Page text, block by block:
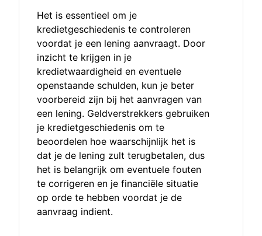
Het is essentieel om je
kredietgeschiedenis te controleren
voordat je een lening aanvraagt. Door
inzicht te krijgen in je
kredietwaardigheid en eventuele
openstaande schulden, kun je beter
voorbereid zijn bij het aanvragen van
een lening. Geldverstrekkers gebruiken
je kredietgeschiedenis om te
beoordelen hoe waarschijnlijk het is
dat je de lening zult terugbetalen, dus
het is belangrijk om eventuele fouten
te corrigeren en je financiële situatie
op orde te hebben voordat je de
aanvraag indient.